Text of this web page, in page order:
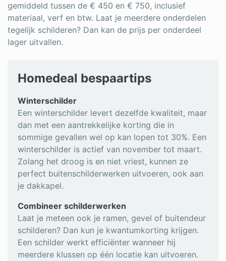
gemiddeld tussen de € 450 en € 750, inclusief
materiaal, verf en btw. Laat je meerdere onderdelen
tegelijk schilderen? Dan kan de prijs per onderdeel
lager uitvallen.
Homedeal bespaartips
Winterschilder
Een winterschilder levert dezelfde kwaliteit, maar
dan met een aantrekkelijke korting die in
sommige gevallen wel op kan lopen tot 30%. Een
winterschilder is actief van november tot maart.
Zolang het droog is en niet vriest, kunnen ze
perfect buitenschilderwerken uitvoeren, ook aan
je dakkapel.
Combineer schilderwerken
Laat je meteen ook je ramen, gevel of buitendeur
schilderen? Dan kun je kwantumkorting krijgen.
Een schilder werkt efficiënter wanneer hij
meerdere klussen op één locatie kan uitvoeren.